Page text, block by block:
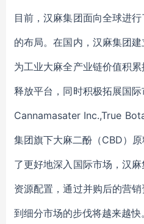
目前，汉麻集团面向全球进
的布局。在国内，汉麻集团
为工业大麻全产业链价值积
释放平台，同时积极拓展国
Cannamasater Inc.,True
集团旗下大麻二酚（CBD）
了更好地深入国际市场，汉
资源配置，通过并购后的营
到细分市场的步伐将越来越快。